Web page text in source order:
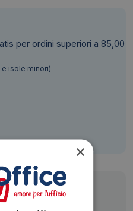
per ordini superiori a 85,00
isole minori)
su
×